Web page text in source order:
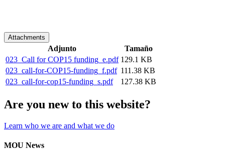
Attachments
Adjunto
Tamaño
023_Call for COP15 funding_e.pdf 129.1 KB
023_call-for-COP15-funding_f.pdf 111.38 KB
023_call-for-cop15-funding_s.pdf
127.38 KB
Are you new to this website?
Learn who we are and what we do
MOU News